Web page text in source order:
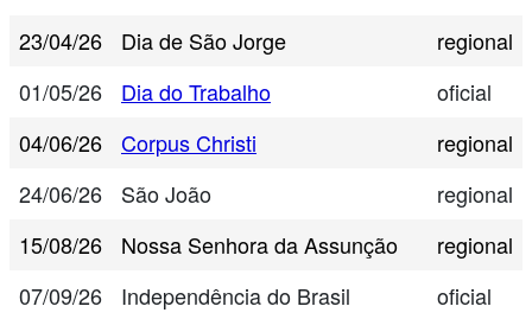
23/04/26
Dia de São Jorge
regional
01/05/26
Dia do Trabalho
oficial
04/06/26
Corpus Christi
regional
24/06/26
São João
regional
15/08/26
Nossa Senhora da Assunção
regional
07/09/26
Independência do Brasil
oficial